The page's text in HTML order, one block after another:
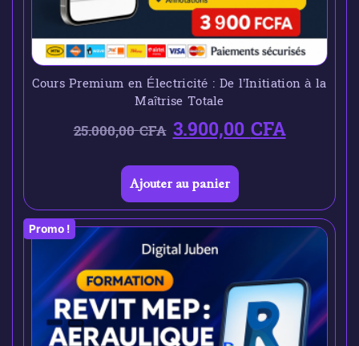
Cours Premium en Électricité : De l’Initiation à la
Maîtrise Totale
25.000,00CFA 3.900,00CFA
Ajouter au panier
Promo !